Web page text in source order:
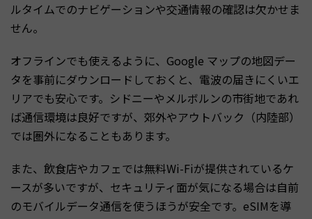
ルタイムでのナビゲーションや交通情報の確認は欠かせま
せん。
オフラインでも使えるように、Google マップの地図デー
タを事前にダウンロードしておくと、電波の届きにくいエ
リアでも安心です。シドニーやメルボルンの市街地であれ
ば通信環境は良好ですが、郊外やアウトバック（内陸部）
では圏外になることもあります。
また、飲食店やカフェでは無料Wi-Fiが提供されているケ
ースが多いですが、セキュリティ面が気になる場合は自前
のモバイルデータ通信を使うほうが安全です。eSIMを導